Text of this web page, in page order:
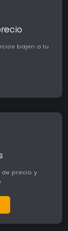
bajen a tu
de precio y